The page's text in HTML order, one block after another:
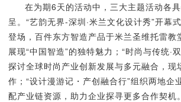
在为期6天的活动中，三大主题活动各
呈。“艺韵无界-深圳·米兰文化设计秀”开幕
登场，百件东方智造产品于米兰圣维托雷教
展现“中国智造”的独特魅力；“时尚与传统·
探讨全球时尚产业创新发展与多元融合，现
作；“设计漫游记・产创融合行”组织两地企
配产业链资源，助力企业探寻更多合作契机。